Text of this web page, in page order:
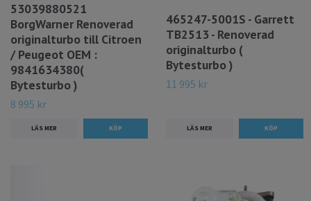
53039880521
BorgWarner Renoverad
originalturbo till Citroen
/ Peugeot OEM :
9841634380(
Bytesturbo )
8 995 kr
LÄS MER
465247-5001S - Garrett
TB2513 - Renoverad
originalturbo (
Bytesturbo )
11 995 kr
LÄS MER